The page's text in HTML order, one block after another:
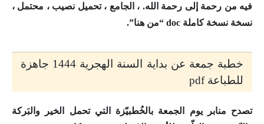
فيه من رحمة إلى رحمة الله. ، الجامع ، تحميل نصيب ، محتمل ،
نسخة نسخة كاملة doc “من هنا”.
خطبة جمعة عن بداية السنة الهجرية 1444 جاهزة
للطباعة pdf
تصدح منابر يوم الجمعة بالخُطبيّزة التي تحمل الخير والبَركة